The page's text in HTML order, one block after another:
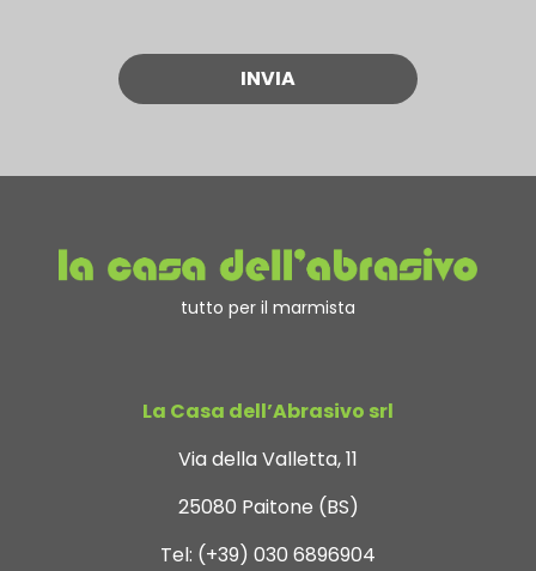
tutto per il marmista
La Casa dell’Abrasivo srl
Via della Valletta, 11
25080 Paitone (BS)
Tel: (+39) 030 6896904